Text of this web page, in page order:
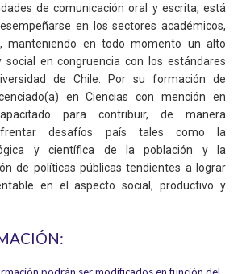
de comunicación oral y escrita, está
en los sectores académicos,
manteniendo en todo momento un alto
en congruencia con los estándares
de Chile. Por su formación de
en Ciencias con mención en
para contribuir, de manera
desafíos país tales como la
y científica de la población y la
de políticas públicas tendientes a lograr
en el aspecto social, productivo y